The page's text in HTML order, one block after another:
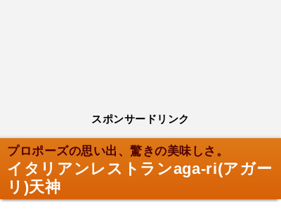
スポンサードリンク
プロポーズの思い出、驚きの美味しさ。
イタリアンレストランaga-ri(アガー
リ)天神